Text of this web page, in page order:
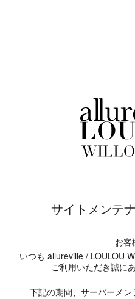
サイトメンテ
お客
いつも allureville / LOULOU
ご利用いただき誠に
下記の期間、サーバーメン